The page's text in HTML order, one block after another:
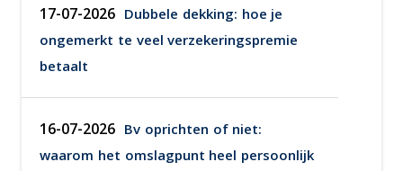
17-07-2026 Dubbele dekking: hoe je
ongemerkt te veel verzekeringspremie
betaalt
16-07-2026 Bv oprichten of niet:
waarom het omslagpunt heel persoonlijk